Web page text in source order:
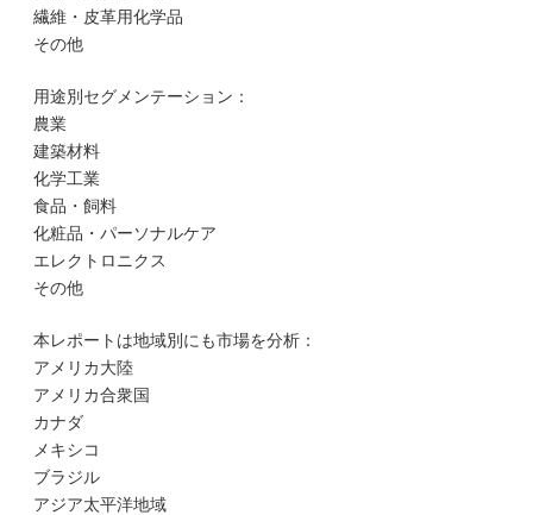
繊維・皮革用化学品
その他
用途別セグメンテーション：
農業
建築材料
化学工業
食品・飼料
化粧品・パーソナルケア
エレクトロニクス
その他
本レポートは地域別にも市場を分析：
アメリカ大陸
アメリカ合衆国
カナダ
メキシコ
ブラジル
アジア太平洋地域